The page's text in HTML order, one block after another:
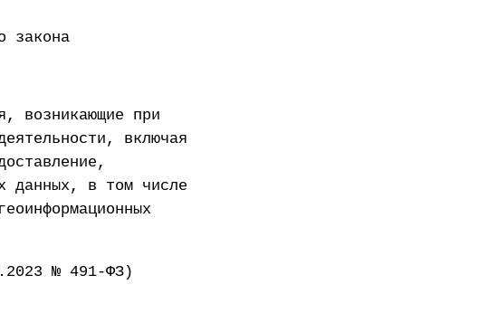
закона
возникающие при
включая
данных, в том числе
№ 491-ФЗ)